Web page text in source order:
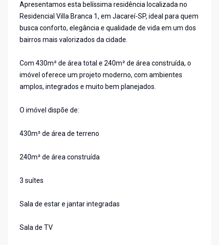
Apresentamos esta belíssima residência localizada no
Residencial Villa Branca 1, em Jacareí-SP, ideal para quem
busca conforto, elegância e qualidade de vida em um dos
bairros mais valorizados da cidade.
Com 430m² de área total e 240m² de área construída, o
imóvel oferece um projeto moderno, com ambientes
amplos, integrados e muito bem planejados.
O imóvel dispõe de:
430m² de área de terreno
240m² de área construída
3 suítes
Sala de estar e jantar integradas
Sala de TV